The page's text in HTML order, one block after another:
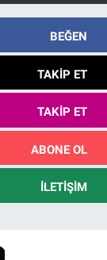
BEĞEN
TAKIP ET
TAKIP ET
ABONE OL
İLETIŞIM